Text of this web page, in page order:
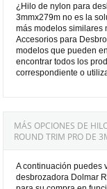
¿Hilo de nylon para
3mmx279m no es la
más modelos similares
Accesorios para
modelos que pueden
encontrar todos los
correspondiente o
MÁS OPCIONES DE
ROUND TRIM PRO DE
A continuación puedes
desbrozadora Dolmar